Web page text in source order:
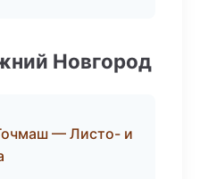
Новгород
— Листо- и